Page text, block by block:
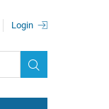
Login